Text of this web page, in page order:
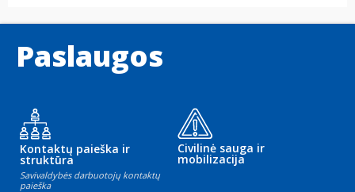
Paslaugos
Kontaktų paieška ir
struktūra
Savivaldybės darbuotojų kontaktų
paieška
Civilinė sauga ir
mobilizacija